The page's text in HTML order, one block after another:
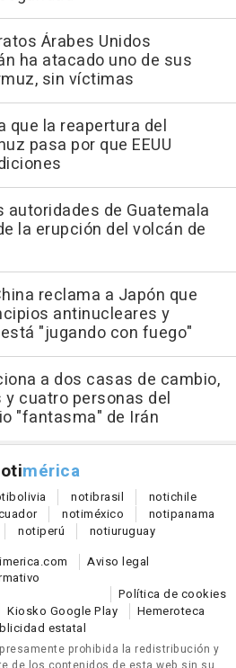
Árabes Unidos
ha atacado uno de sus
sin víctimas
que la reapertura del
pasa por que EEUU
autoridades de Guatemala
la erupción del volcán de
reclama a Japón que
antinucleares y
"jugando con fuego"
a dos casas de cambio,
cuatro personas del
"fantasma" de Irán
mérica
bolivia notibrasil notichile
notiméxico notipanama
notiperú notiuruguay
Aviso legal
Política de cookies
Kiosko Google Play
Hemeroteca
estatal
prohibida la redistribución y